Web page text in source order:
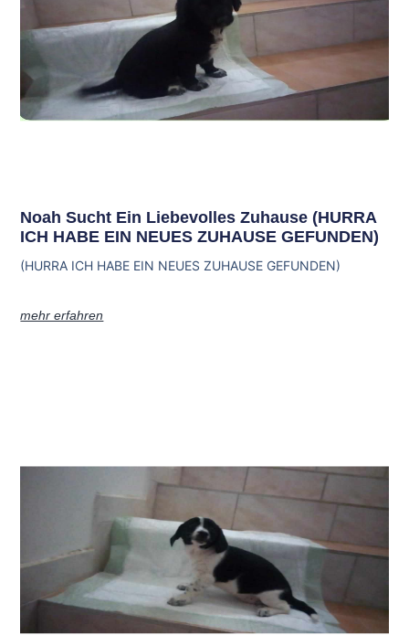
Noah Sucht Ein Liebevolles Zuhause (HURRA
ICH HABE EIN NEUES ZUHAUSE GEFUNDEN)
(HURRA ICH HABE EIN NEUES ZUHAUSE GEFUNDEN)
mehr erfahren